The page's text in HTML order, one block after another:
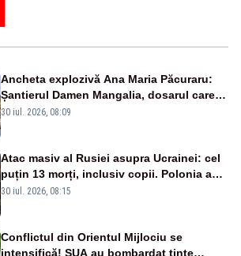
Ancheta explozivă Ana Maria Păcuraru:
Șantierul Damen Mangalia, dosarul care
scufundă apărarea României
30 iul. 2026, 08:09
Atac masiv al Rusiei asupra Ucrainei: cel
puțin 13 morți, inclusiv copii. Polonia a
ridicat avioanele de vânătoare
30 iul. 2026, 08:15
Conflictul din Orientul Mijlociu se
intensifică! SUA au bombardat ținte